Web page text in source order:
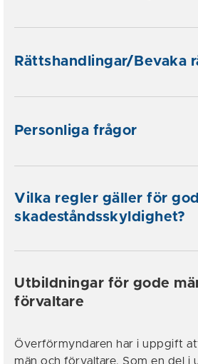
Rättshandlingar/Bevaka
Personliga frågor
Vilka regler gäller för
skadeståndsskyldighet?
Utbildningar för gode
förvaltare
Överförmyndaren har i uppgift
män och förvaltare. Som en del i